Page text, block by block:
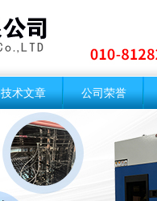
技术文章 公司荣誉